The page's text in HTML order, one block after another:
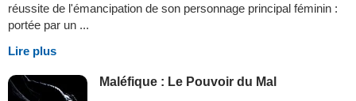
réussite de l'émancipation de son personnage principal féminin :
portée par un ...
Lire plus
Maléfique : Le Pouvoir du Mal